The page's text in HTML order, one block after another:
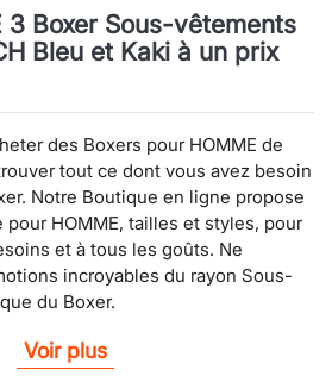
3 Boxer Sous-vêtements
Bleu et Kaki à un prix
des Boxers pour HOMME de
tout ce dont vous avez besoin
Notre Boutique en ligne propose
HOMME, tailles et styles, pour
et à tous les goûts. Ne
incroyables du rayon Sous-
du Boxer.
Voir plus